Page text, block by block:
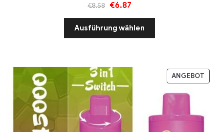
€8.58 €6.87
Ausführung wählen
ANGEBOT